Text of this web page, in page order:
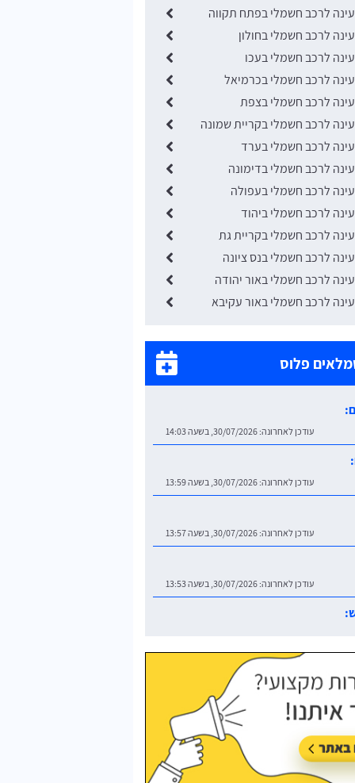
לרכב חשמלי בפתח תקווה
לרכב חשמלי בחולון
לרכב חשמלי בעכו
לרכב חשמלי בכרמיאל
לרכב חשמלי בצפת
לרכב חשמלי בקריית שמונה
לרכב חשמלי בערד
לרכב חשמלי בדימונה
לרכב חשמלי בעפולה
לרכב חשמלי ביהוד
לרכב חשמלי בקריית גת
לרכב חשמלי בנס ציונה
לרכב חשמלי באור יהודה
לרכב חשמלי באור עקיבא
פלוס
עודכן לאחרונה:30/07/2026, בשעה 14:03
עודכן לאחרונה:30/07/2026, בשעה 13:59
עודכן לאחרונה:30/07/2026, בשעה 13:57
עודכן לאחרונה:30/07/2026, בשעה 13:53